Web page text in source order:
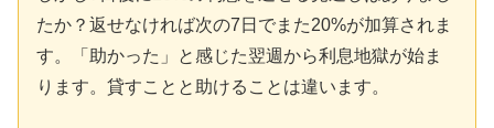
たか？返せなければ次の7日でまた20%が加算されま
す。「助かった」と感じた翌週から利息地獄が始ま
ります。貸すことと助けることは違います。